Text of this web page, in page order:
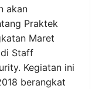
akan
Praktek
Maret
Staff
Kegiatan ini
berangkat